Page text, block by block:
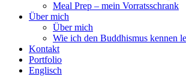
Meal Prep – mein Vorratsschrank
Über mich
Über mich
Wie ich den Buddhismus kennen
Kontakt
Portfolio
Englisch